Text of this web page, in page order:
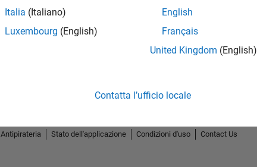
Italia (Italiano)
Luxembourg (English)
English
Français
United Kingdom (English)
Contatta l’ufficio locale
Antipirateria Stato dell'applicazione Condizioni d'uso
Contact Us